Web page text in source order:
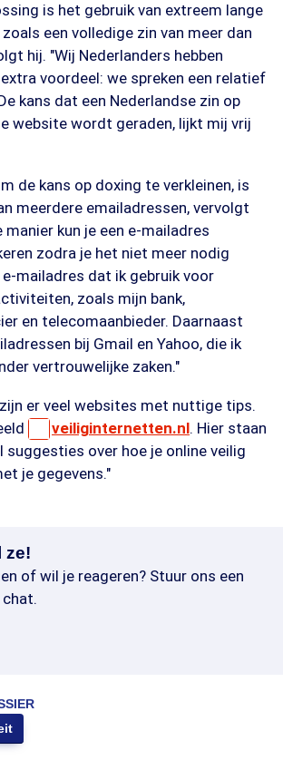
is het gebruik van extreem lange
een volledige zin van meer dan
hij. "Wij Nederlanders hebben
voordeel: we spreken een relatief
kans dat een Nederlandse zin op
website wordt geraden, lijkt mij vrij
de kans op doxing te verkleinen, is
meerdere emailadressen, vervolgt
manier kun je een e-mailadres
zodra je het niet meer nodig
e-mailadres dat ik gebruik voor
zoals mijn bank,
en telecomaanbieder. Daarnaast
bij Gmail en Yahoo, die ik
vertrouwelijke zaken."
er veel websites met nuttige tips.
veiliginternetten.nl. Hier staan
suggesties over hoe je online veilig
je gegevens."
ze!
of wil je reageren? Stuur ons een